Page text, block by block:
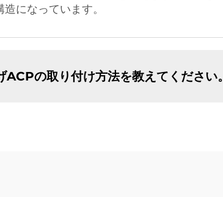
になっています。
の取り付け方法を教えてください。